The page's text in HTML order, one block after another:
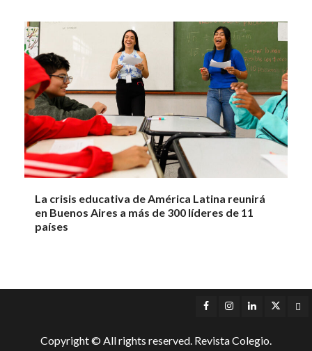
La crisis educativa de América Latina reunirá
en Buenos Aires a más de 300 líderes de 11
países
Facebook
Instagram
LinkedInTwitter
Copyright © All rights reserved. Revista Colegio.